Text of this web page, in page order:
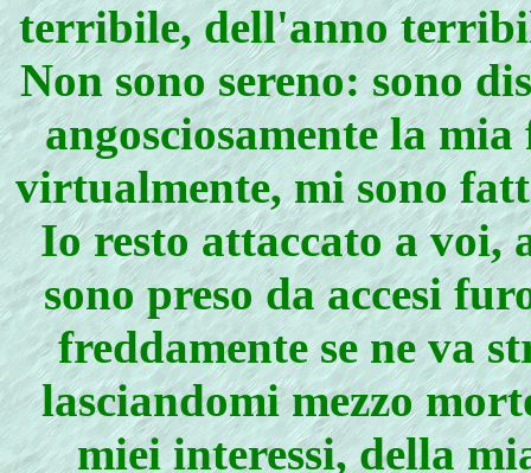
terribile, dell'anno
Non sono sereno: sono
angosciosamente la
virtualmente, mi sono
Io resto attaccato a voi,
sono preso da accesi
freddamente se ne va
lasciandomi mezzo
miei interessi, della